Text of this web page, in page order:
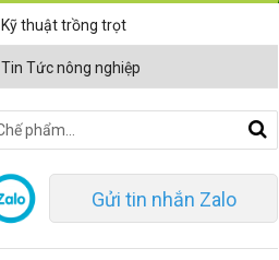
Kỹ thuật trồng trọt
Tin Tức nông nghiệp
Gửi tin nhắn Zalo